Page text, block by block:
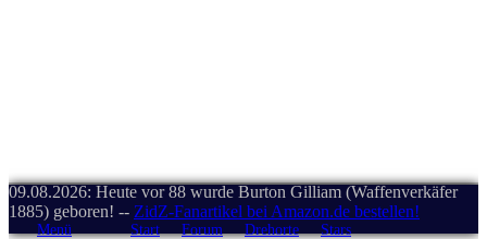
09.08.2026: Heute vor 88 wurde Burton Gilliam (Waffenverkäfer
1885) geboren! -- ZidZ-Fanartikel bei Amazon.de bestellen!
Menü Start Forum Drehorte Stars